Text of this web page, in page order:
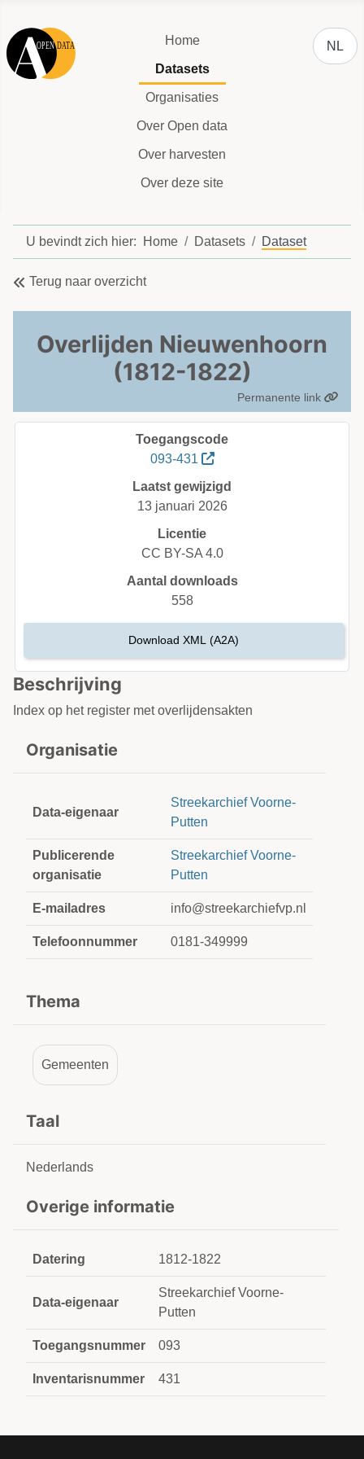
Home
Datasets
Organisaties
Over Open data
Over harvesten
Over deze site
NL
U bevindt zich hier: Home Datasets Dataset
Terug naar overzicht
Overlijden Nieuwenhoorn
(1812-1822)
Permanente link
Beschrijving
Index op het register met overlijdensakten
Organisatie
Data-eigenaar
Streekarchief Voorne-
Putten
Publicerende
organisatie
Streekarchief Voorne-
Putten
E-mailadres info@streekarchiefvp.nl
Telefoonnummer 0181-349999
Thema
Gemeenten
Taal
Nederlands
Overige informatie
Datering 1812-1822
Data-eigenaar
Streekarchief Voorne-
Putten
Toegangsnummer 093
Inventarisnummer 431
Toegangscode
093-431
Laatst gewijzigd
13 januari 2026
Licentie
CC BY-SA 4.0
Aantal downloads
558
Download XML (A2A)